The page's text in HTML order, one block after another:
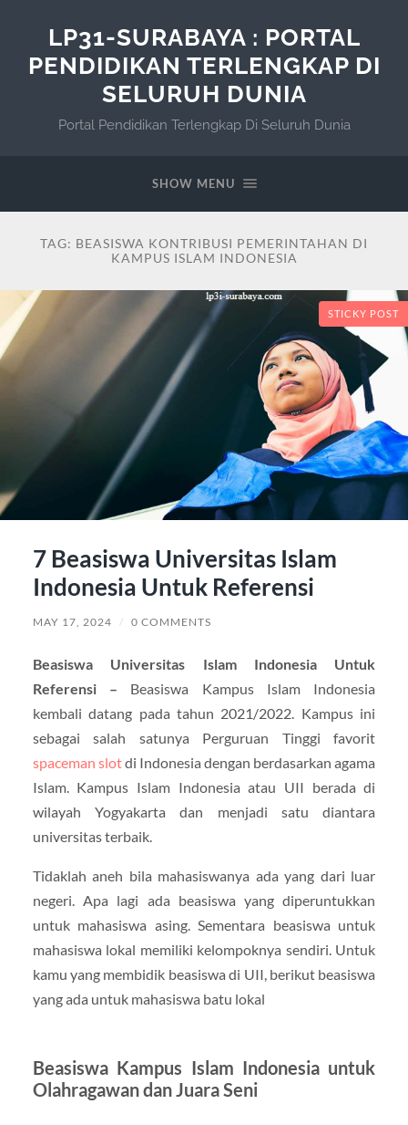
LP31-SURABAYA : PORTAL
PENDIDIKAN TERLENGKAP DI
SELURUH DUNIA
Portal Pendidikan Terlengkap Di Seluruh Dunia
SHOW MENU
TAG: BEASISWA KONTRIBUSI PEMERINTAHAN DI
KAMPUS ISLAM INDONESIA
STICKY POST
7 Beasiswa Universitas Islam
Indonesia Untuk Referensi
MAY 17, 2024 / 0 COMMENTS
Beasiswa Universitas Islam Indonesia Untuk
Referensi – Beasiswa Kampus Islam Indonesia
kembali datang pada tahun 2021/2022. Kampus ini
sebagai salah satunya Perguruan Tinggi favorit
spaceman slotdi Indonesia dengan berdasarkan agama
Islam. Kampus Islam Indonesia atau UII berada di
wilayah Yogyakarta dan menjadi satu diantara
universitas terbaik.
Tidaklah aneh bila mahasiswanya ada yang dari luar
negeri. Apa lagi ada beasiswa yang diperuntukkan
untuk mahasiswa asing. Sementara beasiswa untuk
mahasiswa lokal memiliki kelompoknya sendiri. Untuk
kamu yang membidik beasiswa di UII, berikut beasiswa
yang ada untuk mahasiswa batu lokal
Beasiswa Kampus Islam Indonesia untuk
Olahragawan dan Juara Seni